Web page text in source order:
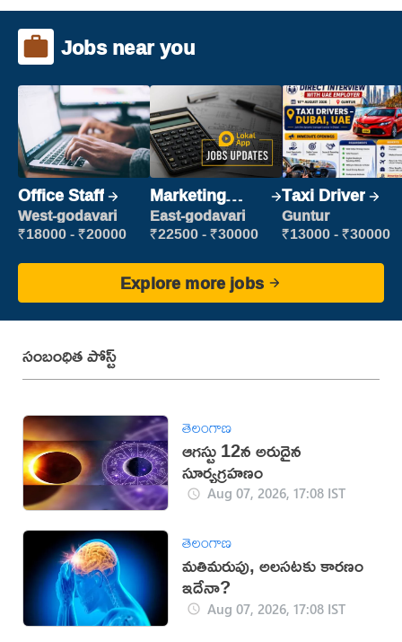
Jobs near you
Office Staff
West-godavari
₹18000 - ₹20000
Marketing
Executive
East-godavari
₹22500 - ₹30000
Taxi Driver
Guntur
₹13000 - ₹30000
Explore more jobs
సంబంధిత పోస్ట్
తెలంగాణ
ఆగస్టు 12న అరుదైన
సూర్యగ్రహణం
Aug 07, 2026, 17:08 IST
తెలంగాణ
మతిమరుపు, అలసటకు కారణం
ఇదేనా?
Aug 07, 2026, 17:08 IST